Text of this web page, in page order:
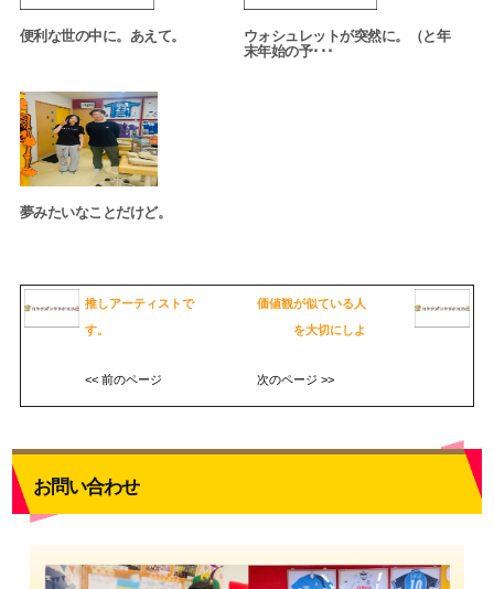
便利な世の中に。あえて。
ウォシュレットが突然に。（と年
末年始の予･･･
夢みたいなことだけど。
推しアーティストで
す。
<< 前のページ
価値観が似ている人
を大切にしよ
次のページ >>
お問い合わせ